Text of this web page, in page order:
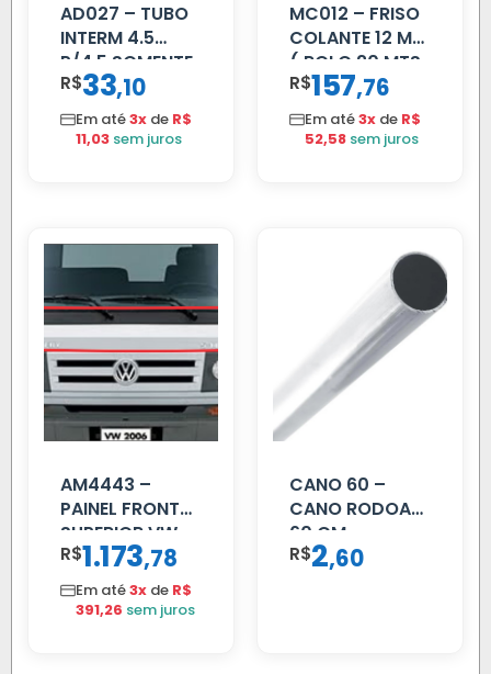
AD027 – TUBO
INTERM 4.5
P/4.5 SOMENTE
PROLONGADOR
R$33,10
Em até3x de R$
11,03 sem juros
MC012 – FRISO
COLANTE 12 MM
( ROLO 20 MTS
)
R$157,76
Em até3x de R$
52,58 sem juros
AM4443 –
PAINEL FRONTAL
SUPERIOR VW
DELIVERY
R$1.173,78
Em até3x de R$
391,26 sem juros
CANO 60 –
CANO RODOAR
60 CM
R$2,60